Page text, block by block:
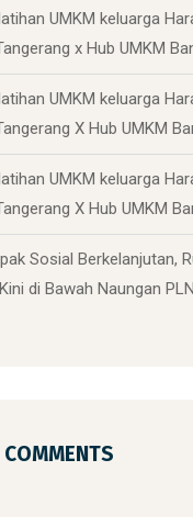
UMKM keluarga
x Hub UMKM
UMKM keluarga
X Hub UMKM
UMKM keluarga
X Hub UMKM
Sosial Berkelanjutan,
di Bawah Naungan
COMMENTS